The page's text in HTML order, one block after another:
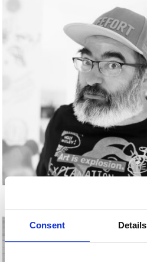
Consent Details